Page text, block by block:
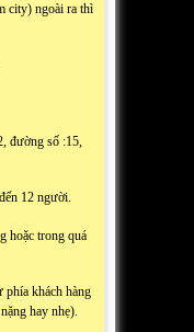
city) ngoài ra thì
đường số :15,
12 người.
hoặc trong quá
khách hàng
hay nhẹ).